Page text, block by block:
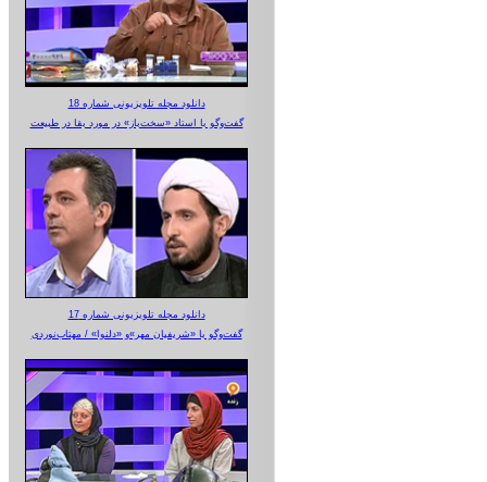
دانلود مجله تلویزیونی شماره 18
گفت‌وگو با استاد «سخت‌باز» در مورد بقا در طبیعت
دانلود مجله تلویزیونی شماره 17
گفت‌وگو با «شریفیان مهر»‌و «دلنوا» / مهتاب‌نوردی